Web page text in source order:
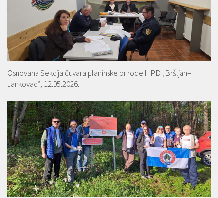
Osnovana Sekcija čuvara planinske prirode HPD „Bršljan–
Jankovac“; 12.05.2026.